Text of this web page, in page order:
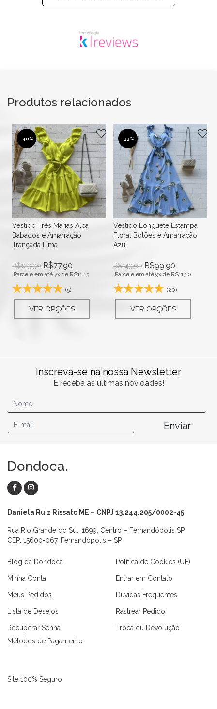
Produtos relacionados
-40%
Vestido Três Marias Alça
Babados e Amarração
Trançada Lima
R$129,90 R$77,90
Parcele em até 7x de R$11,13
(5)
VER OPÇÕES
-33%
Vestido Longuete Estampa
Floral Botões e Amarração
Azul
R$149,90 R$99,90
Parcele em até 9x de R$11,10
(20)
VER OPÇÕES
Inscreva-se na nossa Newsletter
E receba as últimas novidades!
Enviar
Dondoca.
Daniela Ruiz Rissato ME – CNPJ 13.244.205/0002-45
Rua Rio Grande do Sul, 1699, Centro – Fernandópolis SP
CEP: 15600-067, Fernandópolis – SP
Blog da Dondoca
Minha Conta
Meus Pedidos
Lista de Desejos
Recuperar Senha
Política de Cookies (UE)
Entrar em Contato
Dúvidas Frequentes
Rastrear Pedido
Troca ou Devolução
Métodos de Pagamento
Site 100% Seguro